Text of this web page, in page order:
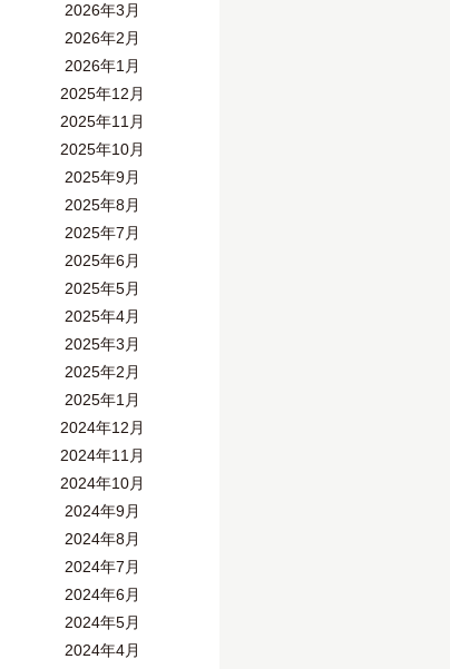
2026年3月
2026年2月
2026年1月
2025年12月
2025年11月
2025年10月
2025年9月
2025年8月
2025年7月
2025年6月
2025年5月
2025年4月
2025年3月
2025年2月
2025年1月
2024年12月
2024年11月
2024年10月
2024年9月
2024年8月
2024年7月
2024年6月
2024年5月
2024年4月